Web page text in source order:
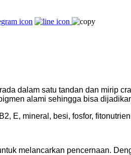
dalam satu tandan dan mirip
alami sehingga bisa
E, mineral, besi, fosfor,
melancarkan pencernaan.